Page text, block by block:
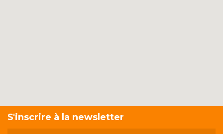
S'inscrire à la newsletter